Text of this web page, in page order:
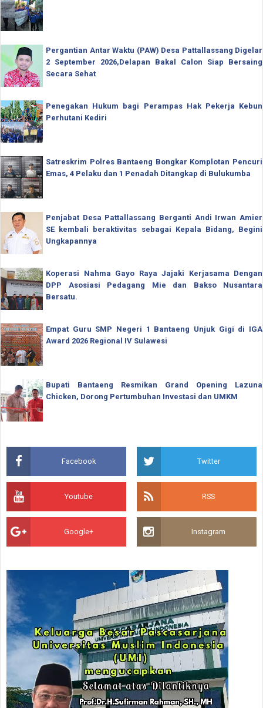
Pergantian Antar Waktu (PAW) Desa Pattallassang Digelar
2 September 2026,Delapan Bakal Calon Siap Bersaing
Secara Sehat
Penegakan Hukum bagi Perampas Hak Pekerja Kebun
Perhutani Kediri
Satreskrim Polres Bantaeng Bongkar Komplotan Pencuri
Emas, 4 Pelaku dan 1 Penadah Ditangkap di Bulukumba
Penjabat Desa Pattallassang Berganti Andi Irwan Amier
SE kembali beraktivitas sebagai Kepala Bidang, Begini
Ungkapannya
Koperasi Nahma Gayo Raya Jajaki Kerjasama Dengan
DPP Asosiasi Pedagang Mie dan Bakso Nusantara
Bersatu.
Empat Guru SMP Negeri 1 Bantaeng Unjuk Gigi di IGA
Award 2026 Regional IV Sulawesi
Bupati Bantaeng Resmikan Grand Opening Lazuna
Chicken, Dorong Pertumbuhan Investasi dan UMKM
Facebook Twitter
Youtube RSS
Google+ Instagram